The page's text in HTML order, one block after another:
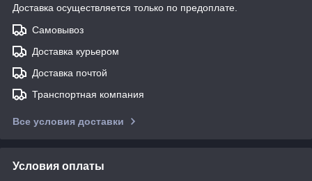
Доставка осуществляется только по предоплате.
Самовывоз
Доставка курьером
Доставка почтой
Транспортная компания
Все условия доставки
Условия оплаты